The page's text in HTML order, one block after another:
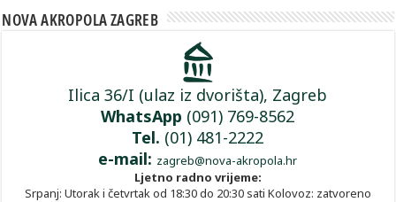
NOVA AKROPOLA ZAGREB
Ilica 36/I (ulaz iz dvorišta), Zagreb
WhatsApp (091) 769-8562
Tel. (01) 481-2222
e-mail: zagreb@nova-akropola.hr
Ljetno radno vrijeme:
Srpanj: Utorak i četvrtak od 18:30 do 20:30 sati Kolovoz: zatvoreno